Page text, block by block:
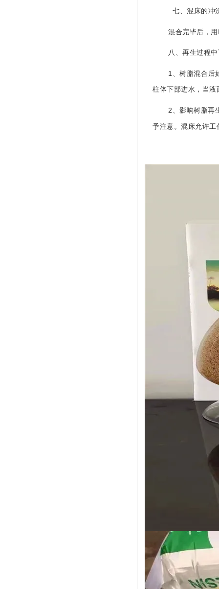
七、混床的冲
混合完毕后，用
八、再生过程
1 、树脂混合后
柱体下部进水，当
2 、影响树脂再
予注意。混床允许工